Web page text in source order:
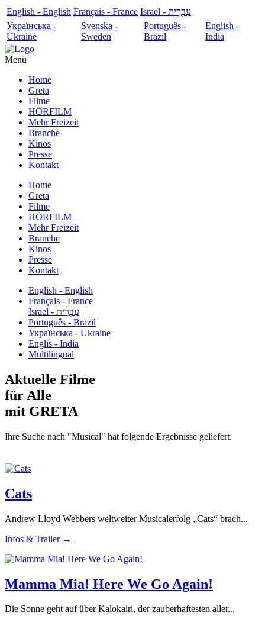
English - English Français - France
עִבְרִית - Israel
Українська -
Ukraine
Svenska -
Sweden
Português -
Brazil
English -
India
Menü
Home
Greta
Filme
HÖRFILM
Mehr Freizeit
Branche
Kinos
Presse
Kontakt
Home
Greta
Filme
HÖRFILM
Mehr Freizeit
Branche
Kinos
Presse
Kontakt
English - English
Français - France
עִבְרִית - Israel
Português - Brazil
Українська - Ukraine
Englis - India
Multilingual
Aktuelle Filme
für Alle
mit GRETA
Ihre Suche nach "Musical" hat folgende Ergebnisse geliefert:
Cats
Andrew Lloyd Webbers weltweiter Musicalerfolg „Cats“ brach...
Infos & Trailer →
Mamma Mia! Here We Go Again!
Die Sonne geht auf über Kalokairi, der zauberhaftesten aller...